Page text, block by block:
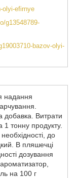
olyi-efirnye
g13548789-
bazov-olyi-
надання
добавка. Витрати
1 тонну продукту.
до
В пляшечці
дозування
на 100 г